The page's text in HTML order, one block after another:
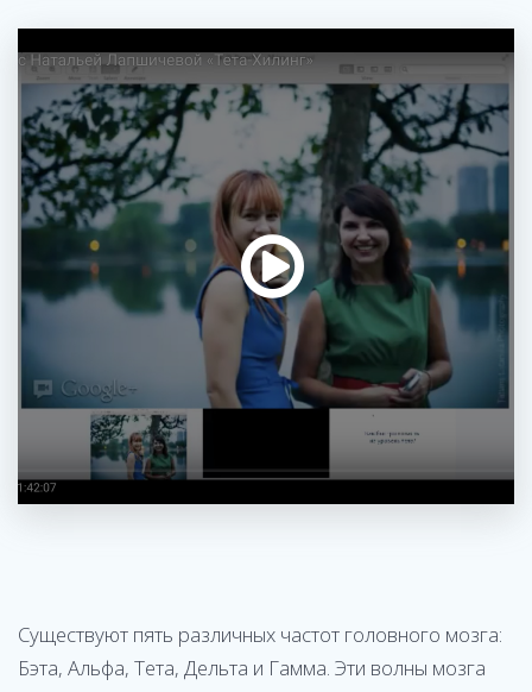
Существуют пять различных частот головного мозга:
Бэта, Альфа, Тета, Дельта и Гамма. Эти волны мозга